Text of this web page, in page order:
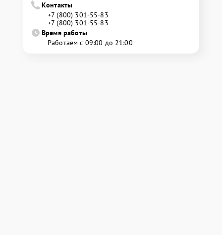
Контакты
+7 (800) 301-55-83
+7 (800) 301-55-83
Время работы
Работаем с 09:00 до 21:00